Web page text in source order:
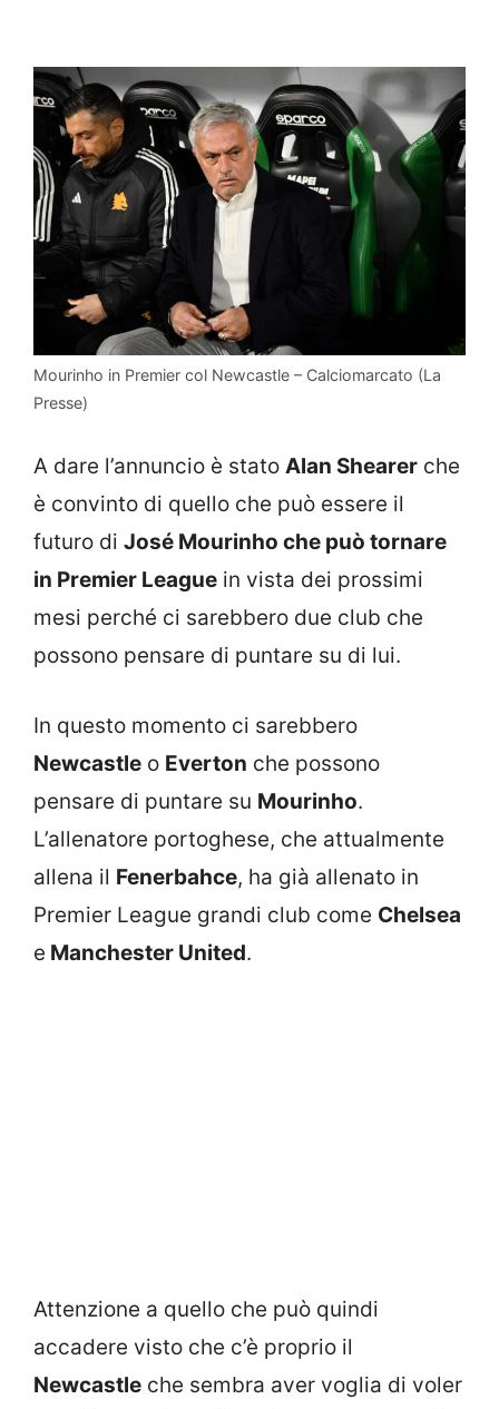
Mourinho in Premier col Newcastle – Calciomarcato (La
Presse)
A dare l’annuncio è stato Alan Shearer che
è convinto di quello che può essere il
futuro di José Mourinho che può tornare
in Premier League in vista dei prossimi
mesi perché ci sarebbero due club che
possono pensare di puntare su di lui.
In questo momento ci sarebbero
Newcastle o Everton che possono
pensare di puntare su Mourinho.
L’allenatore portoghese, che attualmente
allena il Fenerbahce, ha già allenato in
Premier League grandi club come Chelsea
e Manchester United.
Attenzione a quello che può quindi
accadere visto che c’è proprio il
Newcastle che sembra aver voglia di voler